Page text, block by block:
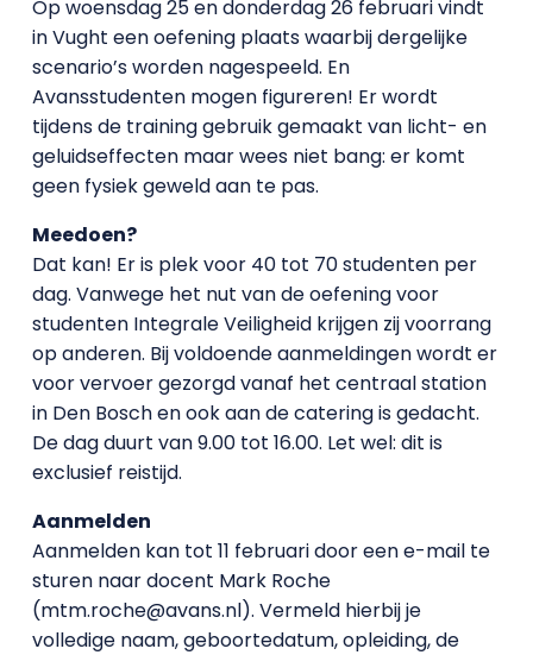
Op woensdag 25 en donderdag 26 februari vindt
in Vught een oefening plaats waarbij dergelijke
scenario’s worden nagespeeld. En
Avansstudenten mogen figureren! Er wordt
tijdens de training gebruik gemaakt van licht- en
geluidseffecten maar wees niet bang: er komt
geen fysiek geweld aan te pas.
Meedoen?
Dat kan! Er is plek voor 40 tot 70 studenten per
dag. Vanwege het nut van de oefening voor
studenten Integrale Veiligheid krijgen zij voorrang
op anderen. Bij voldoende aanmeldingen wordt er
voor vervoer gezorgd vanaf het centraal station
in Den Bosch en ook aan de catering is gedacht.
De dag duurt van 9.00 tot 16.00. Let wel: dit is
exclusief reistijd.
Aanmelden
Aanmelden kan tot 11 februari door een e-mail te
sturen naar docent Mark Roche
(mtm.roche@avans.nl). Vermeld hierbij je
volledige naam, geboortedatum, opleiding, de